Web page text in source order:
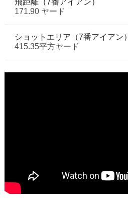
飛距離（7番アイアン）
171.90 ヤード
ショットエリア（7番アイアン）
415.35平方ヤード